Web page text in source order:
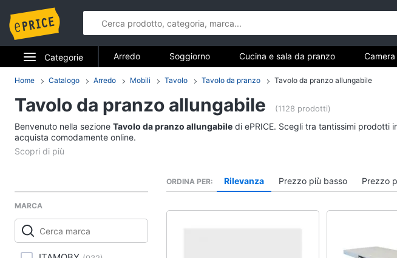
Categorie
Elettrodomestici
Informatica
Telefonia
Smart home
Videogiochi
Audio e musica
Tende
Vedi tutti
Tavolo allungabile
Vedi tutti
Bagno
Arredo Soggiorno Cucina e sala da pranzo
Bagno Ingresso Mobili Complementi e decorazioni
Arredamento da esterno Lavanderia
Home Catalogo Arredo Mobili Tavolo Tavolo da pranzo Tavolo da pranzo allungabile
Tavolo da pranzo allungabile (1128 prodotti)
Benvenuto nella sezione Tavolo da pranzo allungabile di ePRICE. Scegli tra tantissimi prodotti
acquista comodamente online.
MARCA
ORDINA PER Rilevanza Prezzo più basso Prezzo